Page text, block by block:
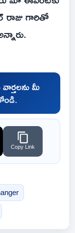
రాజు గారితో
మీ
Copy Link